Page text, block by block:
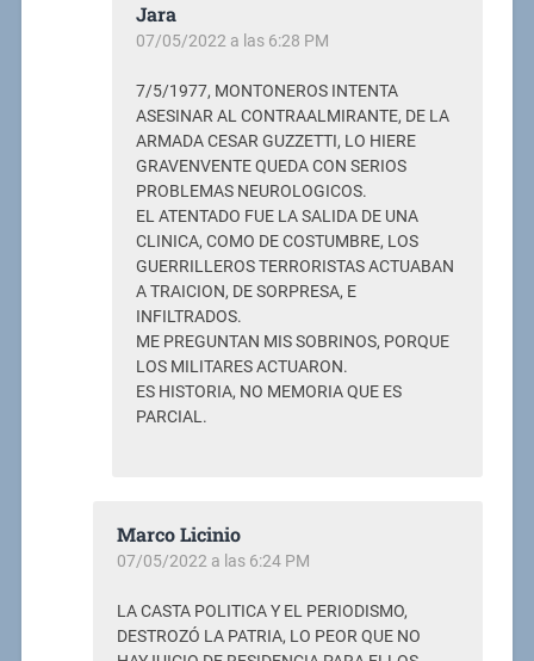
Jara
07/05/2022 a las 6:28 PM
7/5/1977, MONTONEROS INTENTA
ASESINAR AL CONTRAALMIRANTE, DE LA
ARMADA CESAR GUZZETTI, LO HIERE
GRAVENVENTE QUEDA CON SERIOS
PROBLEMAS NEUROLOGICOS.
EL ATENTADO FUE LA SALIDA DE UNA
CLINICA, COMO DE COSTUMBRE, LOS
GUERRILLEROS TERRORISTAS ACTUABAN
A TRAICION, DE SORPRESA, E
INFILTRADOS.
ME PREGUNTAN MIS SOBRINOS, PORQUE
LOS MILITARES ACTUARON.
ES HISTORIA, NO MEMORIA QUE ES
PARCIAL.
Marco Licinio
07/05/2022 a las 6:24 PM
LA CASTA POLITICA Y EL PERIODISMO,
DESTROZÓ LA PATRIA, LO PEOR QUE NO